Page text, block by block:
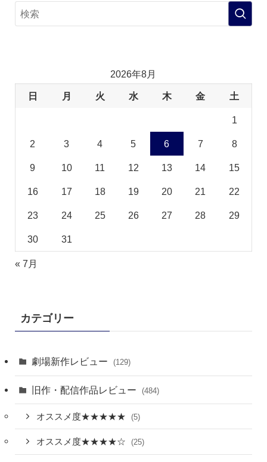
2026年8月
日 月 火 水 木 金 土
1
2 3 4 5 6 7 8
9 10 11 12 13 14 15
16 17 18 19 20 21 22
23 24 25 26 27 28 29
30 31
« 7月
カテゴリー
劇場新作レビュー (129)
旧作・配信作品レビュー (484)
オススメ度★★★★★ (5)
オススメ度★★★★☆ (25)